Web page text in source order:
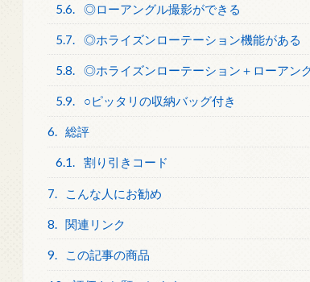
5.6. ◎ローアングル撮影ができる
5.7. ◎ホライズンローテーション機能がある
5.8. ◎ホライズンローテーション＋ローアン
5.9. ○ピッタリの収納バッグ付き
6. 総評
6.1. 割り引きコード
7. こんな人にお勧め
8. 関連リンク
9. この記事の商品